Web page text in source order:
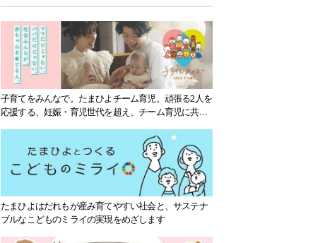
子育てをみんなで。たまひよチーム育児。頑張る2人を
応援する、妊娠・育児世代を超え、チーム育児に共感
たまひよはだれもが産み育てやすい社会と、サステナ
ブルなこどものミライの実現をめざします